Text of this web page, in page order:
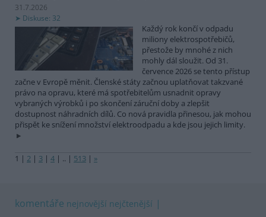
31.7.2026
Diskuse: 32
Každý rok končí v odpadu
miliony elektrospotřebičů,
přestože by mnohé z nich
mohly dál sloužit. Od 31.
července 2026 se tento přístup
začne v Evropě měnit. Členské státy začnou uplatňovat takzvané
právo na opravu, které má spotřebitelům usnadnit opravy
vybraných výrobků i po skončení záruční doby a zlepšit
dostupnost náhradních dílů. Co nová pravidla přinesou, jak mohou
přispět ke snížení množství elektroodpadu a kde jsou jejich limity.
1 | 2 | 3 | 4 | .. | 513 | »
komentáře nejnovější nejčtenější